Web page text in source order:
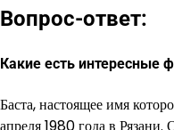
Вопрос-ответ:
Какие есть интересные
Баста, настоящее имя
апреля 1980 года в Рязани.